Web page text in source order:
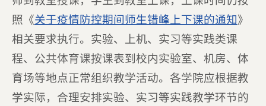
照《关于疫情防控期间师生错峰上下课的通知》
相关要求执行。实验、上机、实习等实践类课
程、公共体育课按课表到校内实验室、机房、体
育场等地点正常组织教学活动。各学院应根据教
学实际，合理安排实验、实习等实践教学环节的